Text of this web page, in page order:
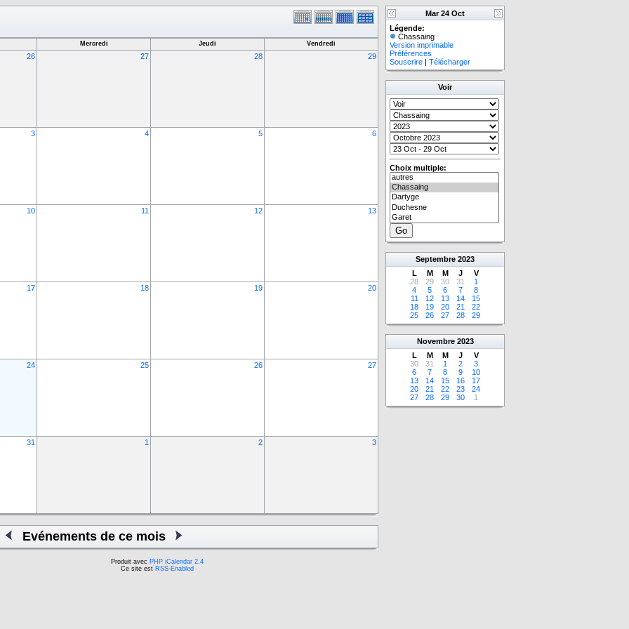
Mercredi Jeudi Vendredi
26 27 28 29
3 4 5 6
10 11 12 13
17 18 19 20
24 25 26 27
31 1 2 3
Evénements de ce mois
Mar 24 Oct
Légende:
Chassaing
Version imprimable
Préférences
Souscrire | Télécharger
Voir
Choix multiple:
Septembre 2023
L
M M J
V
28
29 30 31
1
4
5 6 7
8
11
12 13 14
15
18
19 20 21
22
25
26 27 28 29
Novembre 2023
L
M M J
V
30
31 1 2
3
6
7 8 9
10
13
14 15 16
17
20
21 22 23
24
27
28 29 30 1
Produit avec PHP iCalendar 2.4
Ce site est RSS-Enabled